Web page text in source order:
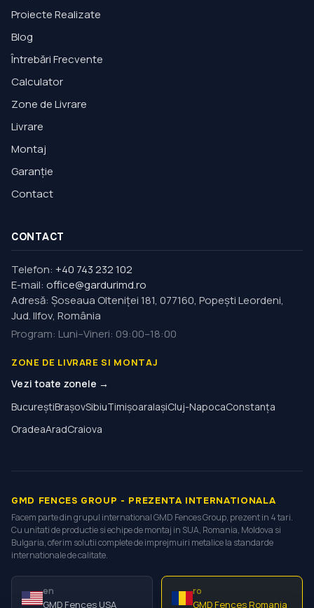
Proiecte Realizate
Blog
Întrebări Frecvente
Calculator
Zone de Livrare
Livrare
Montaj
Garanție
Contact
CONTACT
Telefon: +40 743 232 102
E-mail: office@gardurimd.ro
Adresă: Şoseaua Olteniţei 181, 077160, Popești Leordeni,
Jud. Ilfov, România
Program: Luni–Vineri: 09:00–18:00
ZONE DE LIVRARE SI MONTAJ
Vezi toate zonele →
BucureștiBrașovSibiuTimișoaraIașiCluj-NapocaConstanța
OradeaAradCraiova
GMD FENCES GROUP - PREZENTA INTERNATIONALA
Facem parte din grupul international GMD Fences Group, prezent in 4 tari.
Cu unitati de productie si echipe de montaj in SUA, Romania, Moldova si
Bulgaria, oferim solutii complete de imprejmuiri metalice la standarde
internationale de calitate.
en
GMD Fences USA
ro
GMD Fences Romania